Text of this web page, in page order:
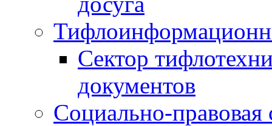
Сектор
документов
Социально-правовая